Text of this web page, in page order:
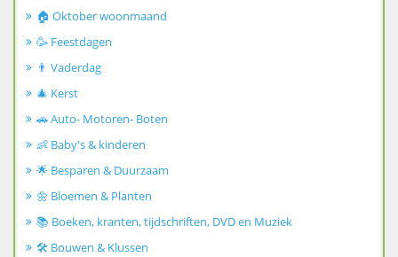
🏠 Oktober woonmaand
🥳 Feestdagen
👨 Vaderdag
🎄 Kerst
🚗 Auto- Motoren- Boten
👶 Baby's & kinderen
🌟 Besparen & Duurzaam
🌼 Bloemen & Planten
📚 Boeken, kranten, tijdschriften, DVD en Muziek
🛠️ Bouwen & Klussen